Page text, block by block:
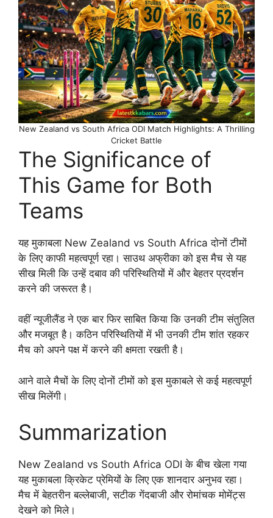
New Zealand vs South Africa ODI Match Highlights: A Thrilling
Cricket Battle
The Significance of
This Game for Both
Teams
यह मुकाबला New Zealand vs South Africa दोनों टीमों
के लिए काफी महत्वपूर्ण रहा। साउथ अफ्रीका को इस मैच से यह
सीख मिली कि उन्हें दबाव की परिस्थितियों में और बेहतर प्रदर्शन
करने की जरूरत है।
वहीं न्यूजीलैंड ने एक बार फिर साबित किया कि उनकी टीम संतुलित
और मजबूत है। कठिन परिस्थितियों में भी उनकी टीम शांत रहकर
मैच को अपने पक्ष में करने की क्षमता रखती है।
आने वाले मैचों के लिए दोनों टीमों को इस मुकाबले से कई महत्वपूर्ण
सीख मिलेंगी।
Summarization
New Zealand vs South Africa ODI के बीच खेला गया
यह मुकाबला क्रिकेट प्रेमियों के लिए एक शानदार अनुभव रहा।
मैच में बेहतरीन बल्लेबाजी, सटीक गेंदबाजी और रोमांचक मोमेंट्स
देखने को मिले।